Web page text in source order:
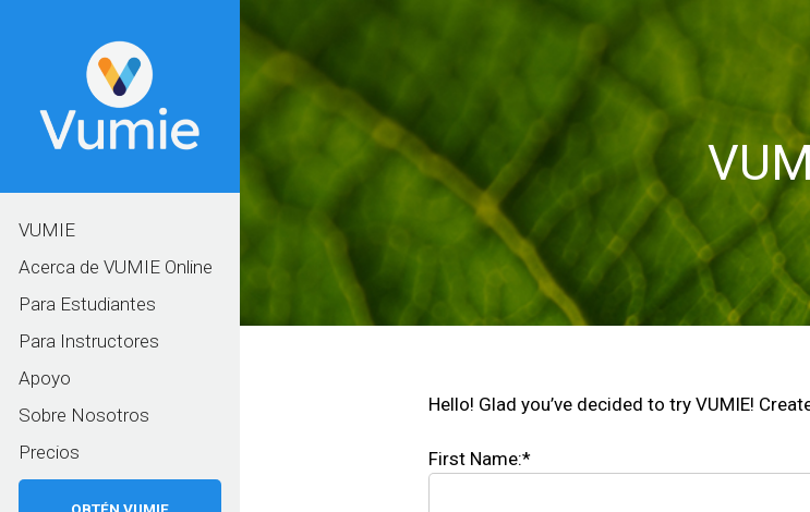
VUMIE
Acerca de VUMIE Online
Para Estudiantes
Para Instructores
Apoyo
Sobre Nosotros
Precios
Hello! Glad you’ve decided to try VUMIE!
First Name:*